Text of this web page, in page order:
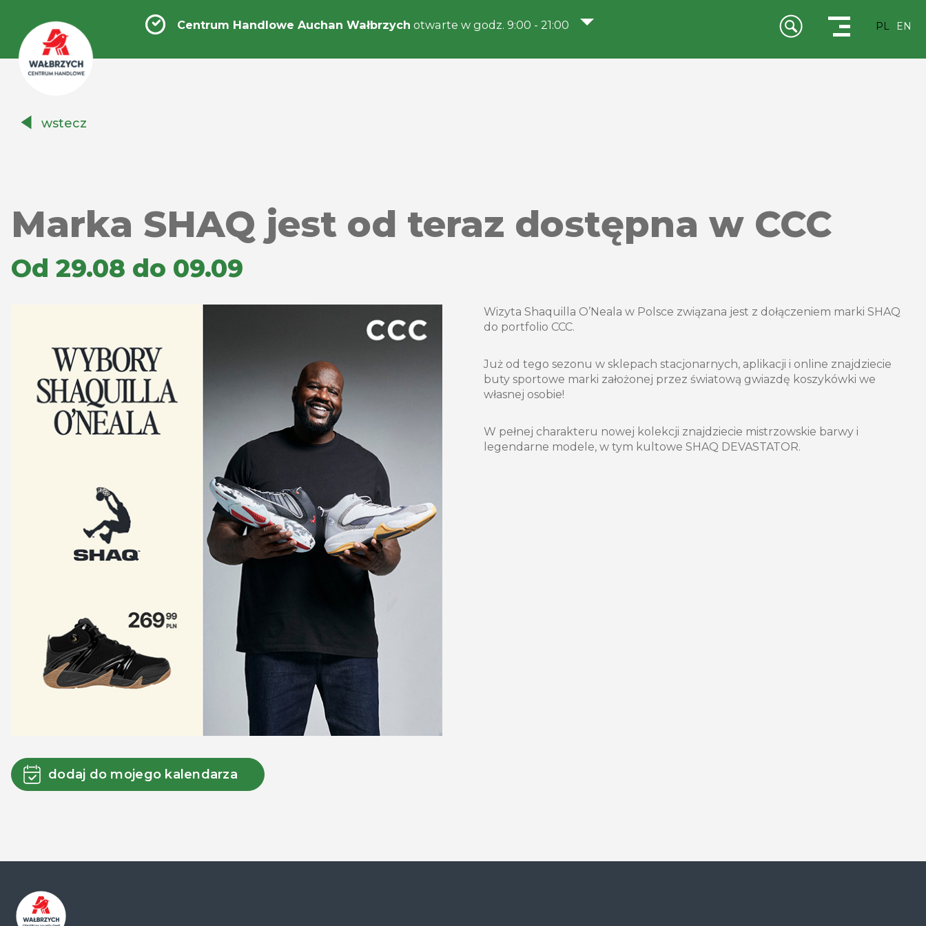
Handlowe
Centrum Handlowe Auchan Wałbrzych otwarte w godz. 9:00 - 21:00 PL EN
wstecz
Marka SHAQ jest od teraz dostępna w CCC
Od 29.08 do 09.09
dodaj do mojego kalendarza
Wizyta Shaquilla O’Neala w Polsce związana jest z dołączeniem marki SHAQ
do portfolio CCC.
Już od tego sezonu w sklepach stacjonarnych, aplikacji i online znajdziecie
buty sportowe marki założonej przez światową gwiazdę koszykówki we
własnej osobie!
W pełnej charakteru nowej kolekcji znajdziecie mistrzowskie barwy i
legendarne modele, w tym kultowe SHAQ DEVASTATOR.